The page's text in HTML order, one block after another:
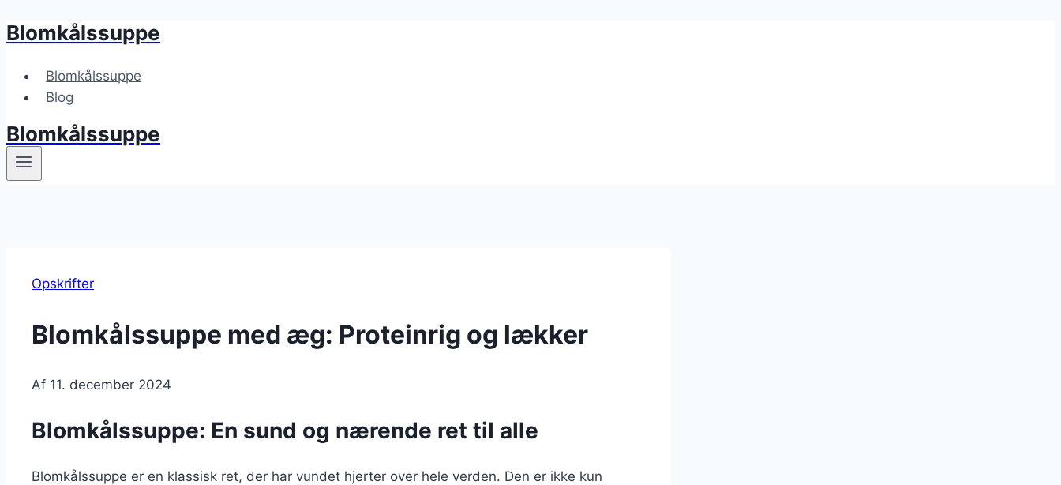
Fortsæt
indhold
Blomkålssuppe
Blomkålssuppe
Blog
Blomkålssuppe
Opskrifter
Blomkålssuppe med æg: Proteinrig og lækker
Af 11. december 2024
Blomkålssuppe: En sund og nærende ret til alle
Blomkålssuppe er en klassisk ret, der har vundet hjerter over hele verden. Den er ikke kun